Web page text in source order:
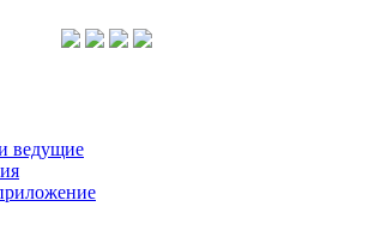
ведущие